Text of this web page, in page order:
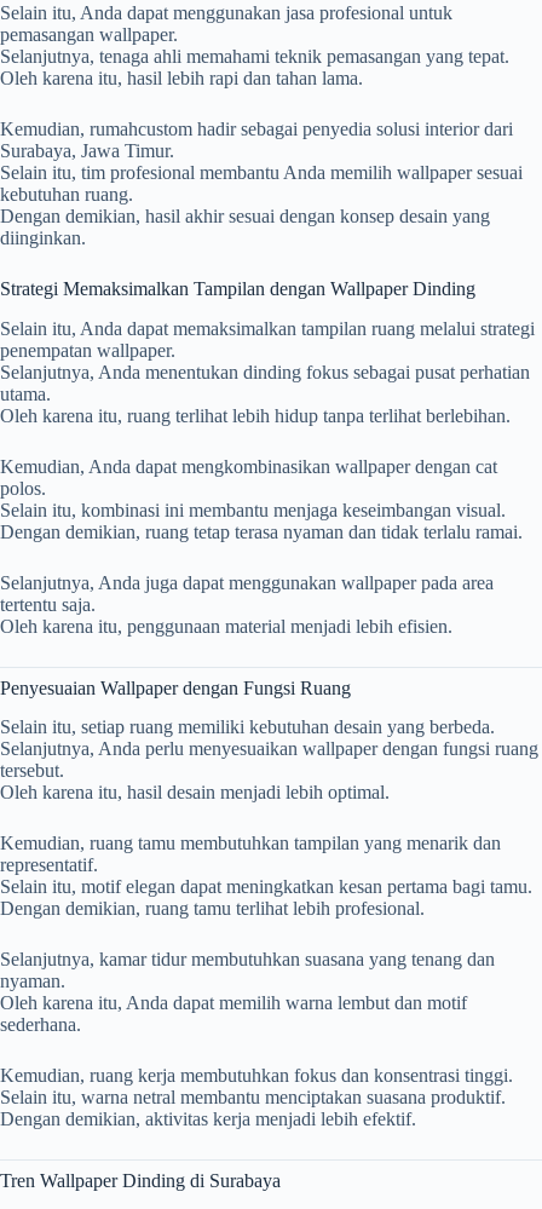
Selain itu, Anda dapat menggunakan jasa profesional untuk
pemasangan wallpaper.
Selanjutnya, tenaga ahli memahami teknik pemasangan yang tepat.
Oleh karena itu, hasil lebih rapi dan tahan lama.
Kemudian, rumahcustom hadir sebagai penyedia solusi interior dari
Surabaya, Jawa Timur.
Selain itu, tim profesional membantu Anda memilih wallpaper sesuai
kebutuhan ruang.
Dengan demikian, hasil akhir sesuai dengan konsep desain yang
diinginkan.
Strategi Memaksimalkan Tampilan dengan Wallpaper Dinding
Selain itu, Anda dapat memaksimalkan tampilan ruang melalui strategi
penempatan wallpaper.
Selanjutnya, Anda menentukan dinding fokus sebagai pusat perhatian
utama.
Oleh karena itu, ruang terlihat lebih hidup tanpa terlihat berlebihan.
Kemudian, Anda dapat mengkombinasikan wallpaper dengan cat
polos.
Selain itu, kombinasi ini membantu menjaga keseimbangan visual.
Dengan demikian, ruang tetap terasa nyaman dan tidak terlalu ramai.
Selanjutnya, Anda juga dapat menggunakan wallpaper pada area
tertentu saja.
Oleh karena itu, penggunaan material menjadi lebih efisien.
Penyesuaian Wallpaper dengan Fungsi Ruang
Selain itu, setiap ruang memiliki kebutuhan desain yang berbeda.
Selanjutnya, Anda perlu menyesuaikan wallpaper dengan fungsi ruang
tersebut.
Oleh karena itu, hasil desain menjadi lebih optimal.
Kemudian, ruang tamu membutuhkan tampilan yang menarik dan
representatif.
Selain itu, motif elegan dapat meningkatkan kesan pertama bagi tamu.
Dengan demikian, ruang tamu terlihat lebih profesional.
Selanjutnya, kamar tidur membutuhkan suasana yang tenang dan
nyaman.
Oleh karena itu, Anda dapat memilih warna lembut dan motif
sederhana.
Kemudian, ruang kerja membutuhkan fokus dan konsentrasi tinggi.
Selain itu, warna netral membantu menciptakan suasana produktif.
Dengan demikian, aktivitas kerja menjadi lebih efektif.
Tren Wallpaper Dinding di Surabaya